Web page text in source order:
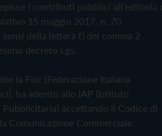
i contributi pubblici all'editoria
15 maggio 2017, n. 70.
sensi della lettera f) del comma 2
decreto Lgs.
la Fisc (Federazione Italiana
ha aderito allo IAP (Istituto
accettando il Codice di
Comunicazione Commerciale